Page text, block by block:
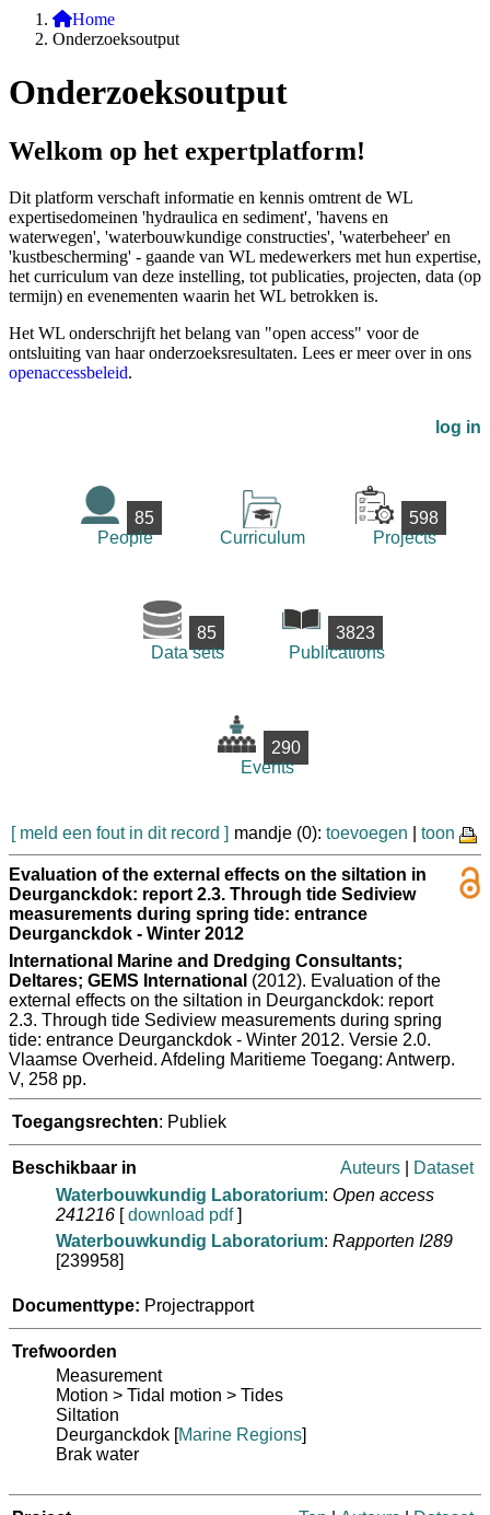
Home
Onderzoeksoutput
Onderzoeksoutput
Welkom op het expertplatform!
Dit platform verschaft informatie en kennis omtrent de WL
expertisedomeinen 'hydraulica en sediment', 'havens en
waterwegen', 'waterbouwkundige constructies', 'waterbeheer' en
'kustbescherming' - gaande van WL medewerkers met hun expertise,
het curriculum van deze instelling, tot publicaties, projecten, data (op
termijn) en evenementen waarin het WL betrokken is.
Het WL onderschrijft het belang van "open access" voor de
ontsluiting van haar onderzoeksresultaten. Lees er meer over in ons
openaccessbeleid.
log in
85
People
Curriculum
598
Projects
85
Data sets
3823
Publications
290
Events
[ meld een fout in dit record ] mandje (0): toevoegen toon
Evaluation of the external effects on the siltation in
Deurganckdok: report 2.3. Through tide Sediview
measurements during spring tide: entrance
Deurganckdok - Winter 2012
International Marine and Dredging Consultants;
Deltares; GEMS International (2012). Evaluation of the
external effects on the siltation in Deurganckdok: report
2.3. Through tide Sediview measurements during spring
tide: entrance Deurganckdok - Winter 2012. Versie 2.0.
Vlaamse Overheid. Afdeling Maritieme Toegang: Antwerp.
V, 258 pp.
Toegangsrechten: Publiek
Beschikbaar in Auteurs
Dataset
Waterbouwkundig Laboratorium: Open access
241216 [download pdf]
Waterbouwkundig Laboratorium: Rapporten I289
[239958]
Documenttype: Projectrapport
Trefwoorden
Measurement
Motion > Tidal motion > Tides
Siltation
Deurganckdok [Marine Regions]
Brak water